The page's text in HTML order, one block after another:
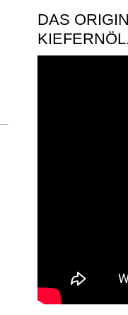
DAS